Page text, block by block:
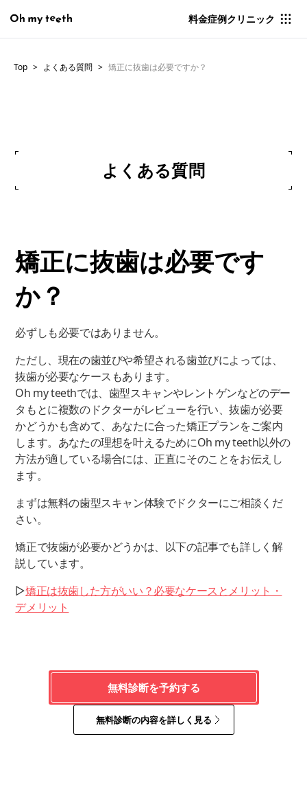
料金症例クリニック
Top よくある質問 矯正に抜歯は必要ですか？
よくある質問
矯正に抜歯は必要です
か？
必ずしも必要ではありません。
ただし、現在の歯並びや希望される歯並びによっては、
抜歯が必要なケースもあります。
Oh my teethでは、歯型スキャンやレントゲンなどのデー
タもとに複数のドクターがレビューを行い、抜歯が必要
かどうかも含めて、あなたに合った矯正プランをご案内
します。あなたの理想を叶えるためにOh my teeth以外の
方法が適している場合には、正直にそのことをお伝えし
ます。
まずは無料の歯型スキャン体験でドクターにご相談くだ
さい。
矯正で抜歯が必要かどうかは、以下の記事でも詳しく解
説しています。
▷矯正は抜歯した方がいい？必要なケースとメリット・
デメリット
無料診断を予約する
無料診断の内容を詳しく見る